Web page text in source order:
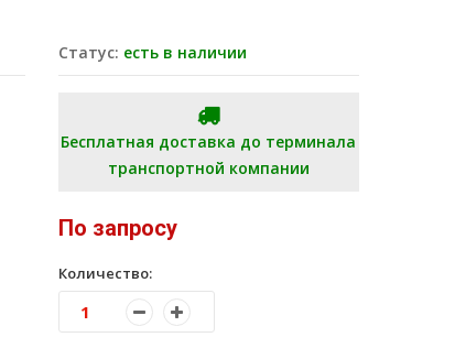
Статус: есть в наличии
Бесплатная доставка до терминала
транспортной компании
По запросу
Количество: